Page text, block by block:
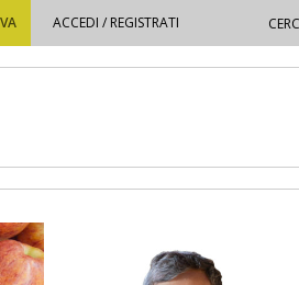
ACCEDI / REGISTRATI